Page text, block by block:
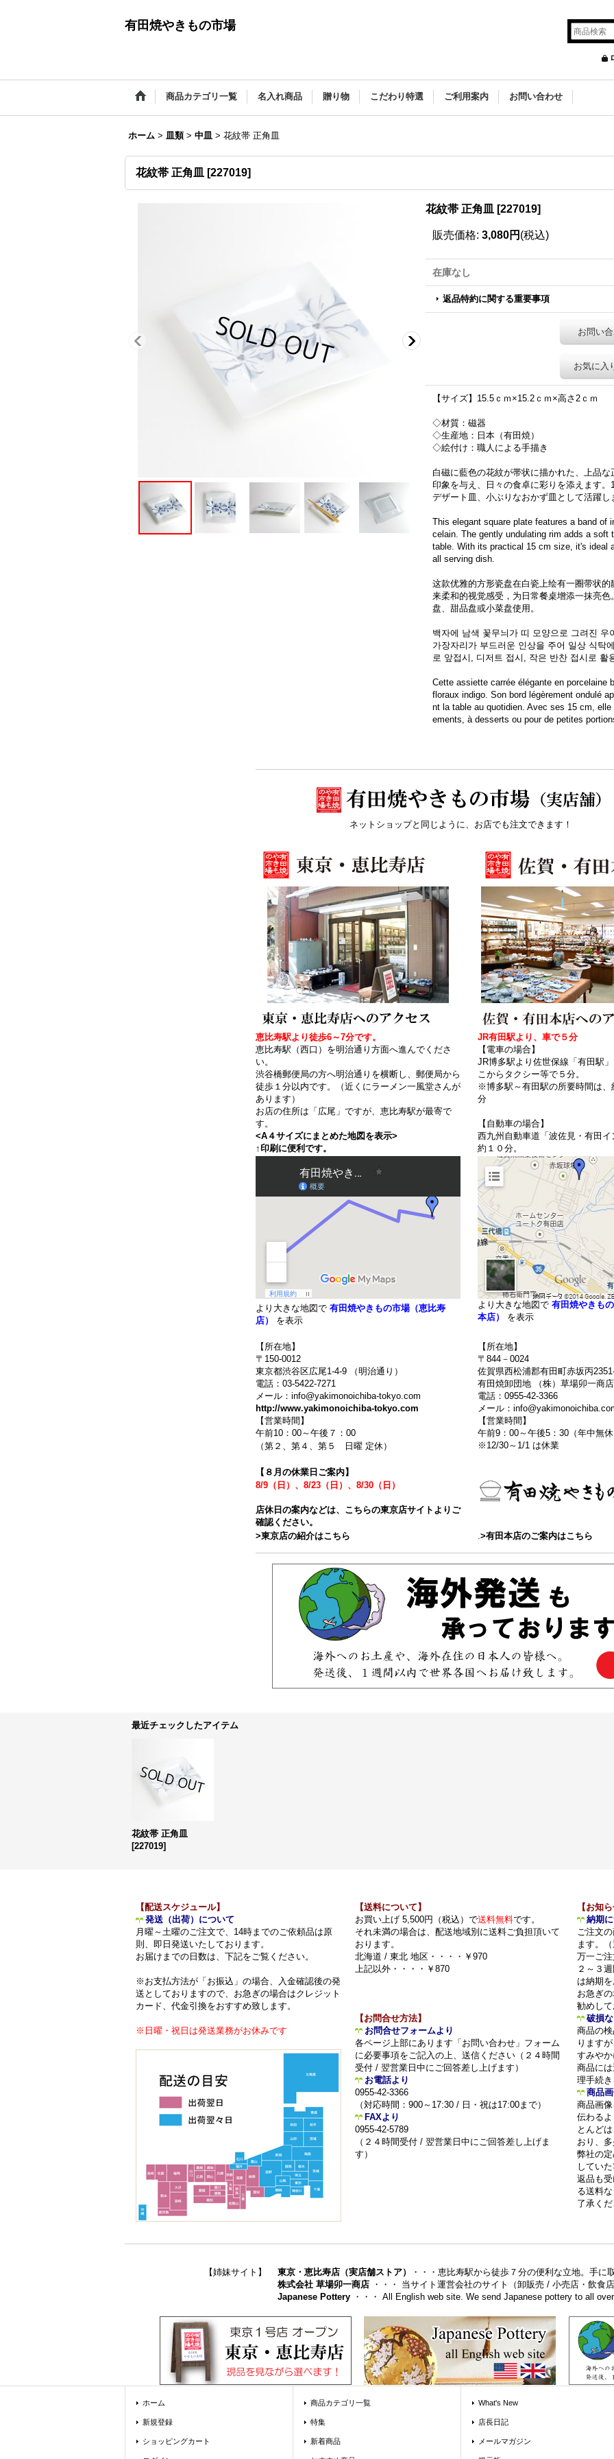
有田焼やきもの市場
商品カテゴリ一覧 名入れ商品 贈り物 こだわり特選 ご利用案内 お問い合わせ
ホーム > 皿類 > 中皿 > 花紋帯 正角皿
花紋帯 正角皿 [227019]
花紋帯 正角皿 [227019]
販売価格: 3,080円 (税込)
在庫なし
返品特約に関する重要事項
お問い
お気に入
【サイズ】15.5ｃｍ×15.2ｃｍ×高さ2ｃｍ
◇材質：磁器
◇生産地：日本（有田焼）
◇絵付け：職人による手描き
白磁に藍色の花紋が帯状に描かれた、上品
印象を与え、日々の食卓に彩りを添えます
デザート皿、小ぶりなおかず皿として活躍し
This elegant square plate features a band of
celain. The gently undulating rim adds a soft
table. With its practical 15 cm size, it's ideal
all serving dish.
这款优雅的方形瓷盘在白瓷上绘有一圈带状
来柔和的视觉感受，为日常餐桌增添一抹亮
盘、甜品盘或小菜盘使用。
백자에 남색 꽃무늬가 띠 모양으로 그려진
가장자리가 부드러운 인상을 주어 일상 식탁
로 앞접시, 디저트 접시, 작은 반찬 접시로 활
Cette assiette carrée élégante en porcelaine
floraux indigo. Son bord légèrement ondulé
nt la table au quotidien. Avec ses 15 cm,
ements, à desserts ou pour de petites
ネットショップと同じように、お店でも注文できます！
恵比寿駅より徒歩6～7分です。
恵比寿駅（西口）を明治通り方面へ進んでくださ
い。
渋谷橋郵便局の方へ明治通りを横断し、郵便局から
徒歩１分以内です。（近くにラーメン一風堂さんが
あります）
お店の住所は「広尾」ですが、恵比寿駅が最寄で
す。
<A４サイズにまとめた地図を表示>
↑印刷に便利です。
JR有田駅より、車で５分
【電車の場合】
JR博多駅より佐世保線「有田駅
こからタクシー等で５分。
※博多駅～有田駅の所要時間は、
分
【自動車の場合】
西九州自動車道「波佐見・有田イ
約１０分。
より大きな地図で 有田焼やきもの市場（恵比寿
店）
を表示
より大きな地図で 有田焼やきも
本店）
を表示
【所在地】
〒150-0012
東京都渋谷区広尾1-4-9 （明治通り）
電話：03-5422-7271
メール：info@yakimonoichiba-tokyo.com
http://www.yakimonoichiba-tokyo.com
【営業時間】
午前10：00～午後７：00
（第２、第４、第５ 日曜 定休）
【８月の休業日ご案内】
8/9（日）、8/23（日）、8/30（日）
店休日の案内などは、こちらの東京店サイトよりご
確認ください。
【所在地】
〒844－0024
佐賀県西松浦郡有田町赤坂丙
有田焼卸団地 （株）草場卯一商店
電話：0955-42-3366
メール：
【営業時間】
午前9：00～午後5：30（年中
※12/30～1/1 は休業
>東京店の紹介はこちら .>有田本店のご案内はこちら
最近チェックしたアイテム
花紋帯 正角皿
[227019]
【配送スケジュール】
発送（出荷）について
月曜～土曜のご注文で、14時までのご依頼品は原
則、即日発送いたしております。
お届けまでの日数は、下記をご覧ください。
※お支払方法が「お振込」の場合、入金確認後の発
送としておりますので、お急ぎの場合はクレジット
カード、代金引換をおすすめ致します。
※日曜・祝日は発送業務がお休みです
【送料について】
お買い上げ 5,500円（税込）で送料無料です。
それ未満の場合は、配送地域別に送料ご負担頂いて
おります。
北海道 / 東北 地区・・・・￥970
上記以外・・・・￥870
【お問合せ方法】
お問合せフォームより
各ページ上部にあります「お問い合わせ」フォーム
に必要事項をご記入の上、送信ください（２４時間
受付 / 翌営業日中にご回答差し上げます）
お電話より
0955-42-3366
（対応時間：900～17:30 / 日・祝は17:00まで）
FAXより
0955-42-5789
（２４時間受付 / 翌営業日中にご回答差し上げま
す）
【お知
納期
ご注文
ます。
万一ご
２～３
は納期
お急ぎ
勧めし
破損
商品の
ります
すみや
商品に
理手続
商品
商品画
伝わる
とんど
おり、
弊社の
してい
返品も
る送料
了承く
【姉妹サイト】 東京・恵比寿店（実店舗ストア）
・・・恵比寿駅から徒歩７分の便利な立地。手に
株式会社 草場卯一商店 ・・・ 当サイト運営会社のサイト（卸販売 / 小売店・飲
Japanese Pottery ・・・ All English web site. We send Japanese pottery to all
ホーム
新規登録
ショッピングカート
商品カテゴリ一覧
特集
新着商品
What's New
店長日記
メールマガジン